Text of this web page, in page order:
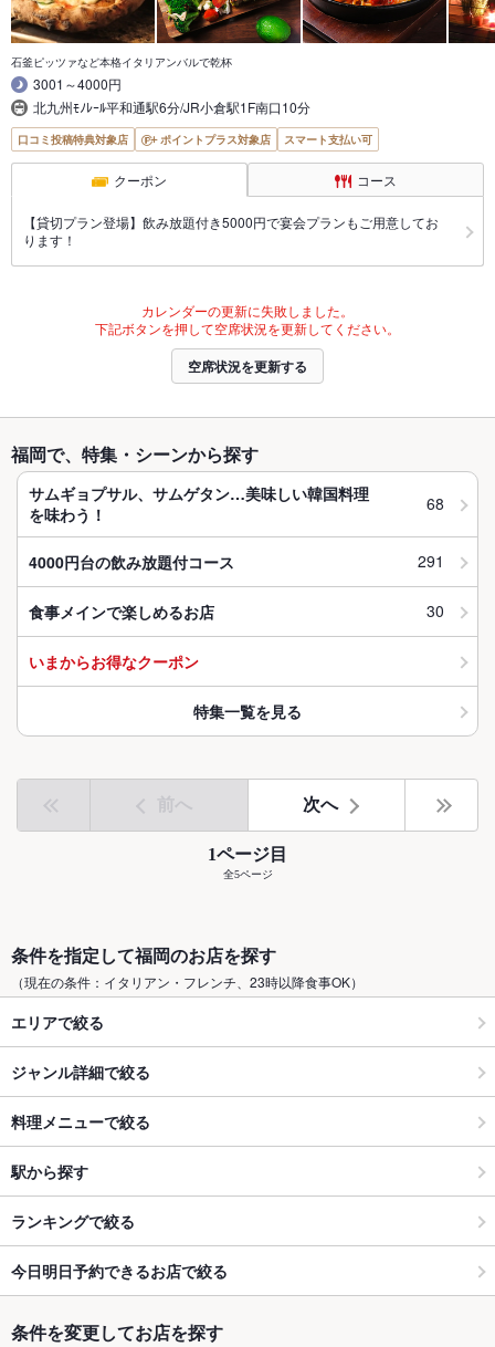
石釜ピッツァなど本格イタリアンバルで乾杯
3001～4000円
北九州ﾓﾉﾚｰﾙ平和通駅6分/JR小倉駅1F南口10分
口コミ投稿特典対象店 ポイントプラス対象店 スマート支払い可
クーポン コース
【貸切プラン登場】飲み放題付き5000円で宴会プランもご用意してお
ります！
カレンダーの更新に失敗しました。
下記ボタンを押して空席状況を更新してください。
空席状況を更新する
福岡で、特集・シーンから探す
サムギョプサル、サムゲタン…美味しい韓国料理
を味わう！
68
4000円台の飲み放題付コース 291
食事メインで楽しめるお店 30
いまからお得なクーポン
特集一覧を見る
前へ 次へ
1ページ目
全5ページ
条件を指定して福岡のお店を探す
（現在の条件：イタリアン・フレンチ、23時以降食事OK）
エリアで絞る
ジャンル詳細で絞る
料理メニューで絞る
駅から探す
ランキングで絞る
今日明日予約できるお店で絞る
条件を変更してお店を探す